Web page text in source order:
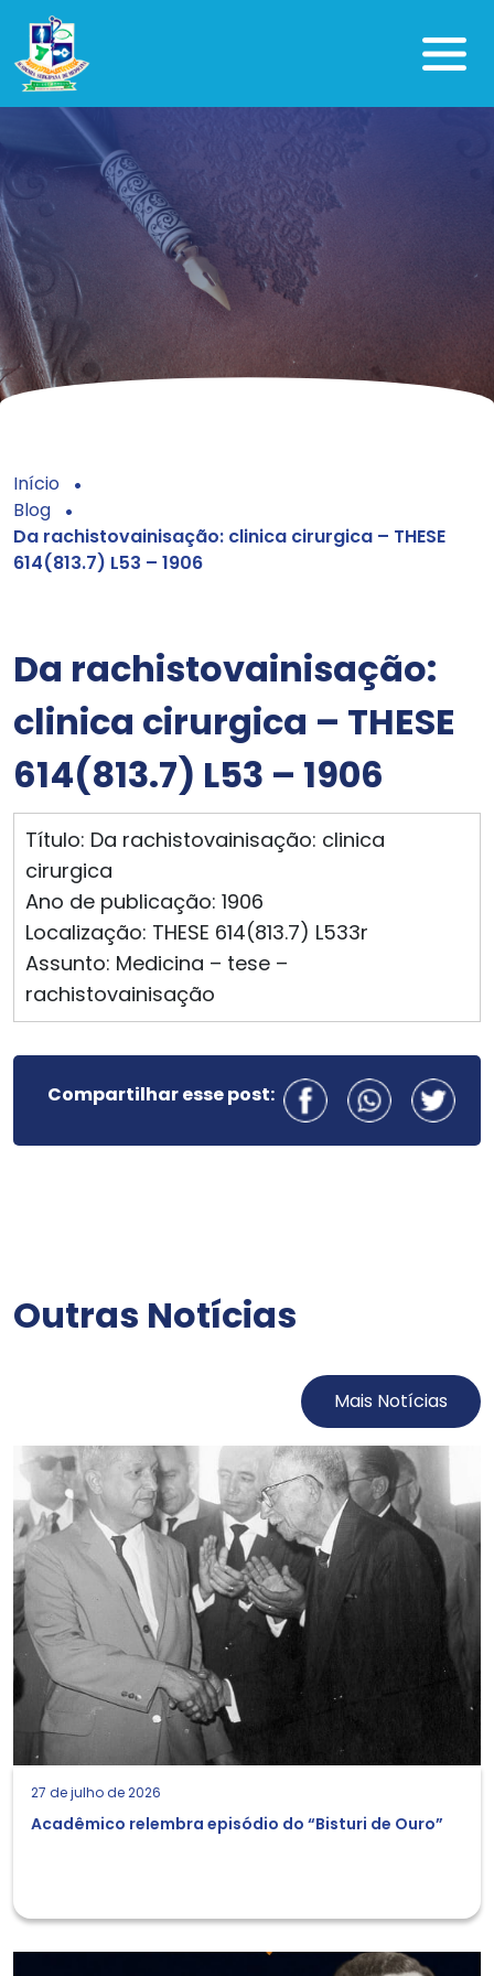
Início
Blog
Da rachistovainisação: clinica cirurgica – THESE
614(813.7) L53 – 1906
Da rachistovainisação:
clinica cirurgica – THESE
614(813.7) L53 – 1906
Título: Da rachistovainisação: clinica
cirurgica
Ano de publicação: 1906
Localização: THESE 614(813.7) L533r
Assunto: Medicina – tese –
rachistovainisação
Compartilhar esse post:
Outras Notícias
Mais Notícias
27 de julho de 2026
Acadêmico relembra episódio do “Bisturi de Ouro”